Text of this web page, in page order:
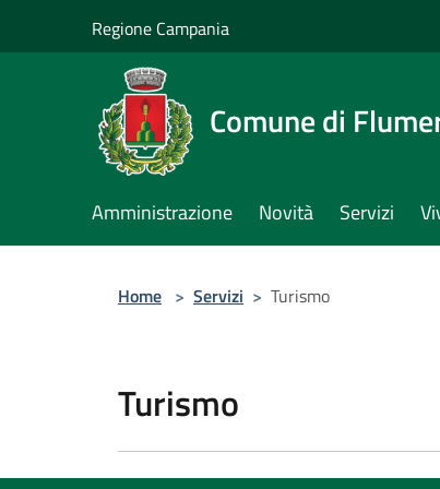
Regione Campania
Comune di
Amministrazione Novità Servizi
Home > Servizi > Turismo
Turismo